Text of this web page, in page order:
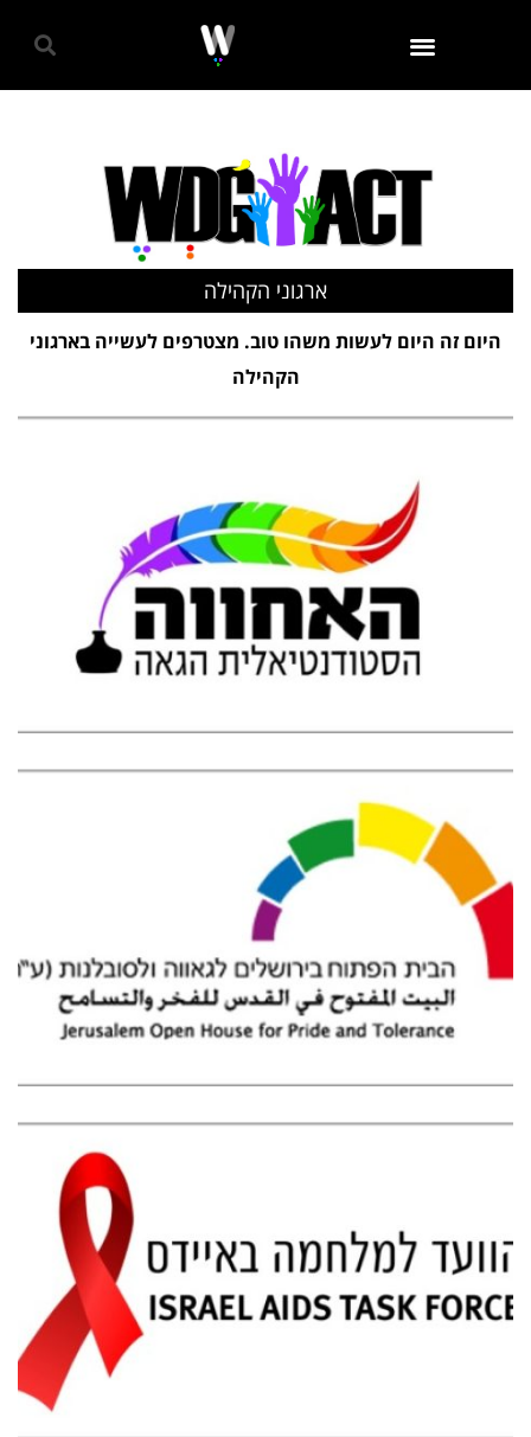
ארגוני הקהילה
היום זה היום לעשות משהו טוב. מצטרפים לעשייה בארגוני
הקהילה